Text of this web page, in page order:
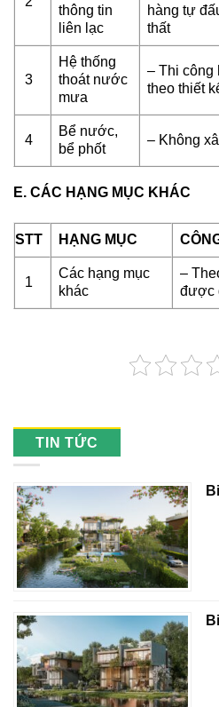
thông tin
liên lạc
hàng tự
thất
3
Hệ thống
thoát nước
mưa
– Thi công
theo thiết
4
Bể nước,
bể phốt
– Không
E. CÁC HẠNG MỤC KHÁC
STT HẠNG MỤC
1
Các hạng mục
khác
–
được
TIN TỨC